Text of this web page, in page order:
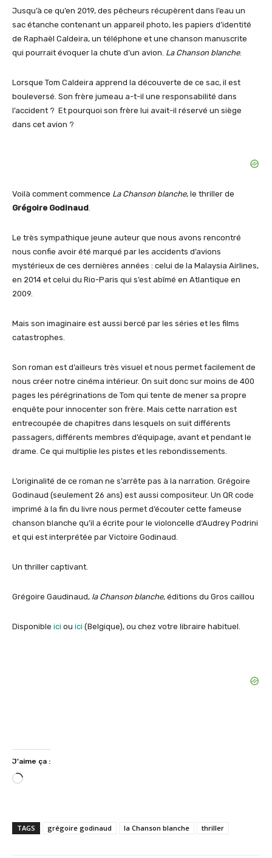
Jusqu’à ce qu’en 2019, des pêcheurs récupèrent dans l’eau un
sac étanche contenant un appareil photo, les papiers d’identité
de Raphaël Caldeira, un téléphone et une chanson manuscrite
qui pourrait évoquer la chute d’un avion. La Chanson blanche.
Lorsque Tom Caldeira apprend la découverte de ce sac, il est
bouleversé. Son frère jumeau a-t-il une responsabilité dans
l’accident ? Et pourquoi son frère lui avait-il réservé un siège
dans cet avion ?
Voilà comment commence La Chanson blanche, le thriller de
Grégoire Godinaud.
Le très sympathique jeune auteur que nous avons rencontré
nous confie avoir été marqué par les accidents d’avions
mystérieux de ces dernières années : celui de la Malaysia Airlines,
en 2014 et celui du Rio-Paris qui s’est abîmé en Atlantique en
2009.
Mais son imaginaire est aussi bercé par les séries et les films
catastrophes.
Son roman est d’ailleurs très visuel et nous permet facilement de
nous créer notre cinéma intérieur. On suit donc sur moins de 400
pages les pérégrinations de Tom qui tente de mener sa propre
enquête pour innocenter son frère. Mais cette narration est
entrecoupée de chapitres dans lesquels on suit différents
passagers, différents membres d’équipage, avant et pendant le
drame. Ce qui multiplie les pistes et les rebondissements.
L’originalité de ce roman ne s’arrête pas à la narration. Grégoire
Godinaud (seulement 26 ans) est aussi compositeur. Un QR code
imprimé à la fin du livre nous permet d’écouter cette fameuse
chanson blanche qu’il a écrite pour le violoncelle d’Audrey Podrini
et qui est interprétée par Victoire Godinaud.
Un thriller captivant.
Grégoire Gaudinaud, la Chanson blanche, éditions du Gros caillou
Disponible ici ou ici (Belgique), ou chez votre libraire habituel.
J’aime ça :
C
r
g
TAGS grégoire godinaud la Chanson blanche thriller